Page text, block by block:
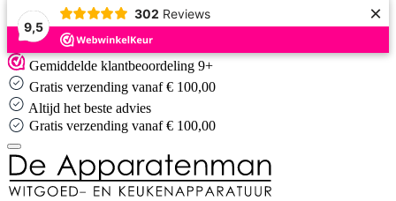
9,5
302 Reviews ×
Skip
to
content
Gemiddelde klantbeoordeling 9+
Gratis verzending vanaf € 100,00
Altijd het beste advies
Gratis verzending vanaf € 100,00